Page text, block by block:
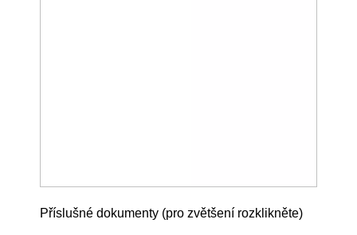
Příslušné dokumenty (pro zvětšení rozklikněte)